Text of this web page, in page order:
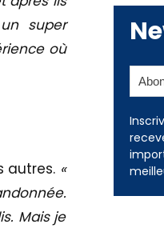
super
où
autres. «
Mais je